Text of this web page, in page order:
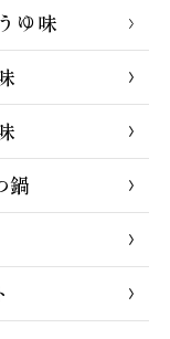
ゆ味
鍋